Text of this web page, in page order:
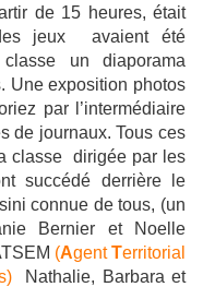
de 15 heures, était
jeux avaient été
un diaporama
Une exposition photos
par l’intermédiaire
de journaux. Tous ces
classe dirigée par les
succédé derrière le
connue de tous, (un
Bernier et Noelle
(AgentTerritorial
Nathalie, Barbara et